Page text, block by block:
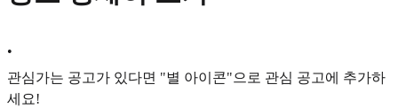
•
관심가는 공고가 있다면 "별 아이콘"으로 관심 공고에 추가하
세요!